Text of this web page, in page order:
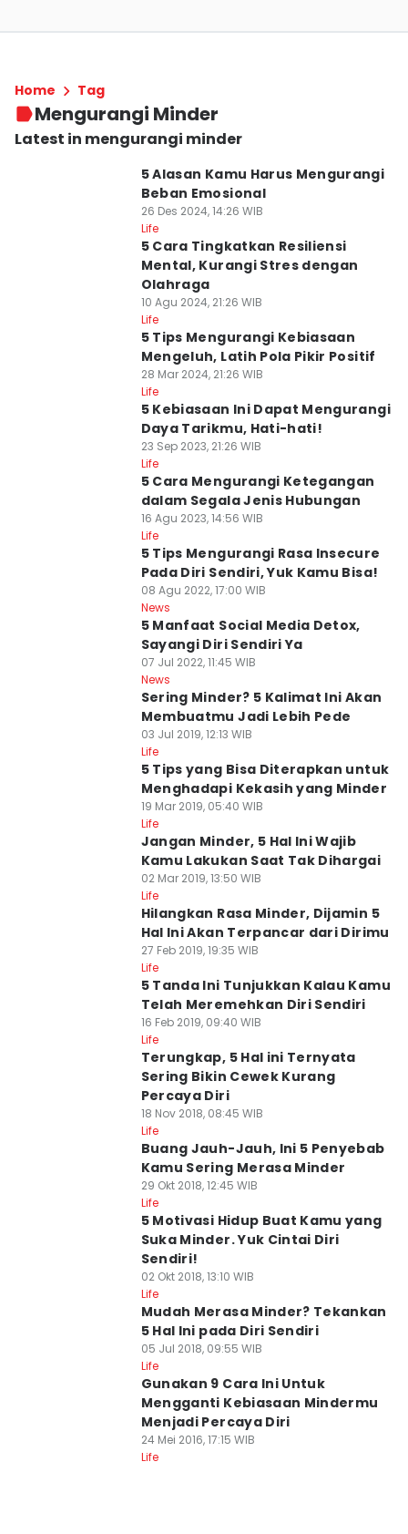
Home Tag
Mengurangi Minder
Latest in mengurangi minder
5 Alasan Kamu Harus Mengurangi
Beban Emosional
26 Des 2024, 14:26 WIB
Life
5 Cara Tingkatkan Resiliensi
Mental, Kurangi Stres dengan
Olahraga
10 Agu 2024, 21:26 WIB
Life
5 Tips Mengurangi Kebiasaan
Mengeluh, Latih Pola Pikir Positif
28 Mar 2024, 21:26 WIB
Life
5 Kebiasaan Ini Dapat Mengurangi
Daya Tarikmu, Hati-hati!
23 Sep 2023, 21:26 WIB
Life
5 Cara Mengurangi Ketegangan
dalam Segala Jenis Hubungan
16 Agu 2023, 14:56 WIB
Life
5 Tips Mengurangi Rasa Insecure
Pada Diri Sendiri, Yuk Kamu Bisa!
08 Agu 2022, 17:00 WIB
News
5 Manfaat Social Media Detox,
Sayangi Diri Sendiri Ya
07 Jul 2022, 11:45 WIB
News
Sering Minder? 5 Kalimat Ini Akan
Membuatmu Jadi Lebih Pede
03 Jul 2019, 12:13 WIB
Life
5 Tips yang Bisa Diterapkan untuk
Menghadapi Kekasih yang Minder
19 Mar 2019, 05:40 WIB
Life
Jangan Minder, 5 Hal Ini Wajib
Kamu Lakukan Saat Tak Dihargai
02 Mar 2019, 13:50 WIB
Life
Hilangkan Rasa Minder, Dijamin 5
Hal Ini Akan Terpancar dari Dirimu
27 Feb 2019, 19:35 WIB
Life
5 Tanda Ini Tunjukkan Kalau Kamu
Telah Meremehkan Diri Sendiri
16 Feb 2019, 09:40 WIB
Life
Terungkap, 5 Hal ini Ternyata
Sering Bikin Cewek Kurang
Percaya Diri
18 Nov 2018, 08:45 WIB
Life
Buang Jauh-Jauh, Ini 5 Penyebab
Kamu Sering Merasa Minder
29 Okt 2018, 12:45 WIB
Life
5 Motivasi Hidup Buat Kamu yang
Suka Minder. Yuk Cintai Diri
Sendiri!
02 Okt 2018, 13:10 WIB
Life
Mudah Merasa Minder? Tekankan
5 Hal Ini pada Diri Sendiri
05 Jul 2018, 09:55 WIB
Life
Gunakan 9 Cara Ini Untuk
Mengganti Kebiasaan Mindermu
Menjadi Percaya Diri
24 Mei 2016, 17:15 WIB
Life